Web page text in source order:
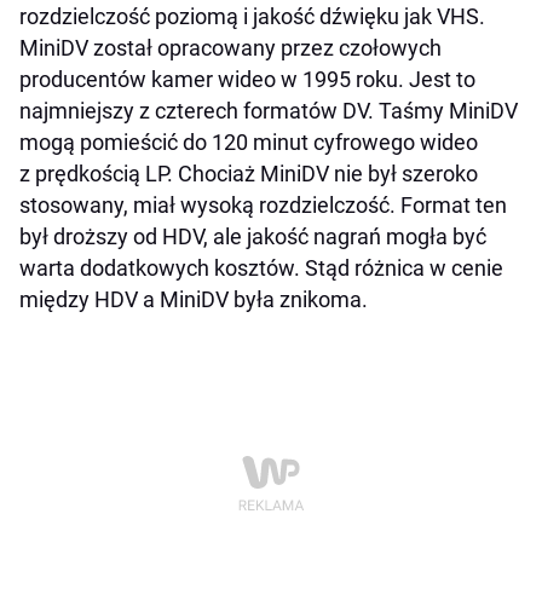
rozdzielczość poziomą i jakość dźwięku jak VHS.
MiniDV został opracowany przez czołowych
producentów kamer wideo w 1995 roku. Jest to
najmniejszy z czterech formatów DV. Taśmy MiniDV
mogą pomieścić do 120 minut cyfrowego wideo
z prędkością LP. Chociaż MiniDV nie był szeroko
stosowany, miał wysoką rozdzielczość. Format ten
był droższy od HDV, ale jakość nagrań mogła być
warta dodatkowych kosztów. Stąd różnica w cenie
między HDV a MiniDV była znikoma.